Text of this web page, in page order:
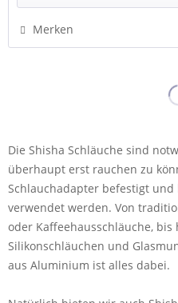
Merken
Die Shisha Schläuche sind
überhaupt erst rauchen zu
Schlauchadapter befestigt
verwendet werden. Von
oder Kaffeehausschläuche,
Silikonschläuchen und
aus Aluminium ist alles dabei.